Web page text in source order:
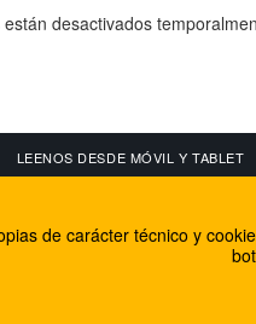
desactivados
LEENOS DESDE MÓVIL Y TABLET
El equipo de
Soluciones
de carácter técnico y